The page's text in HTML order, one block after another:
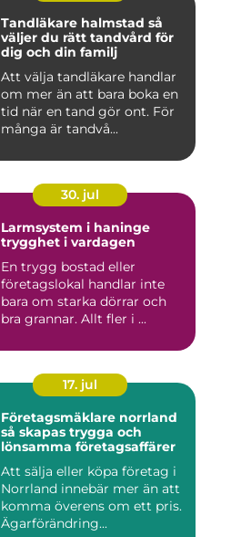
Tandläkare halmstad så
väljer du rätt tandvård för
dig och din familj
Att välja tandläkare handlar
om mer än att bara boka en
tid när en tand gör ont. För
många är tandvå...
30. jul
Larmsystem i haninge
trygghet i vardagen
En trygg bostad eller
företagslokal handlar inte
bara om starka dörrar och
bra grannar. Allt fler i ...
17. jul
Företagsmäklare norrland
så skapas trygga och
lönsamma företagsaffärer
Att sälja eller köpa företag i
Norrland innebär mer än att
komma överens om ett pris.
Ägarförändring...